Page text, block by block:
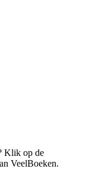
Klik op de
VeelBoeken.